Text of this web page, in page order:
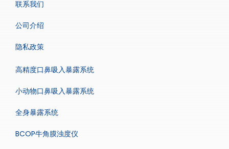
联系我们
公司介绍
隐私政策
高精度口鼻吸入暴露系统
小动物口鼻吸入暴露系统
全身暴露系统
BCOP牛角膜浊度仪